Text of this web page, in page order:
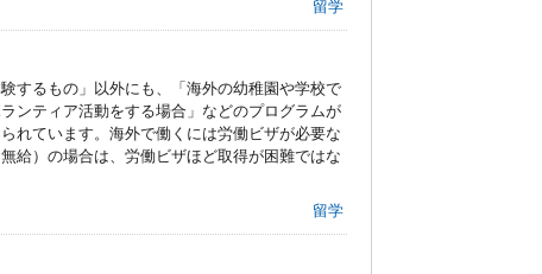
留学
するもの」以外にも、「海外の幼稚園や学校で
ンティア活動をする場合」などのプログラムが
れています。海外で働くには労働ビザが必要な
給）の場合は、労働ビザほど取得が困難ではな
留学